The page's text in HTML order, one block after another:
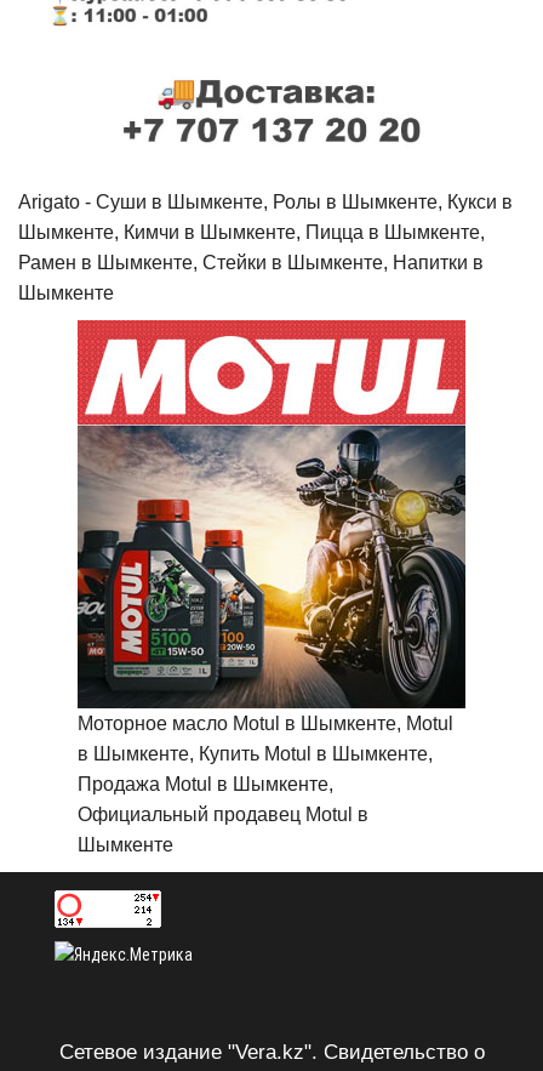
Arigato - Cуши в Шымкенте, Ролы в Шымкенте, Кукси в
Шымкенте, Кимчи в Шымкенте, Пицца в Шымкенте,
Рамен в Шымкенте, Стейки в Шымкенте, Напитки в
Шымкенте
Моторное масло Motul в Шымкенте, Motul
в Шымкенте, Купить Motul в Шымкенте,
Продажа Motul в Шымкенте,
Официальный продавец Motul в
Шымкенте
Сетевое издание "Vera.kz". Свидетельство о